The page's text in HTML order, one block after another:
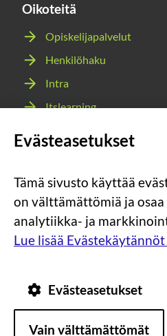
Oikoteitä
Opiskelijapalvelut
Henkilöhaku
Intra
Itslearning
Sosiaalinen
media:
instagram
Sosiaalinen
media:
facebook
Sosiaalinen
media:
youtube
media:
snapchat
Tietosuoja
Tietoa
Evästeasetukset
Tämä sivusto käyttää
on välttämättömiä ja
analytiikka- ja
Lue lisää
Evästeasetukset
Vain välttämättömät